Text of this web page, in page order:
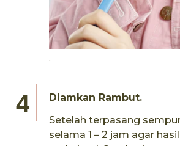
.
Diamkan Rambut.
Setelah terpasang
selama 1 – 2 jam agar